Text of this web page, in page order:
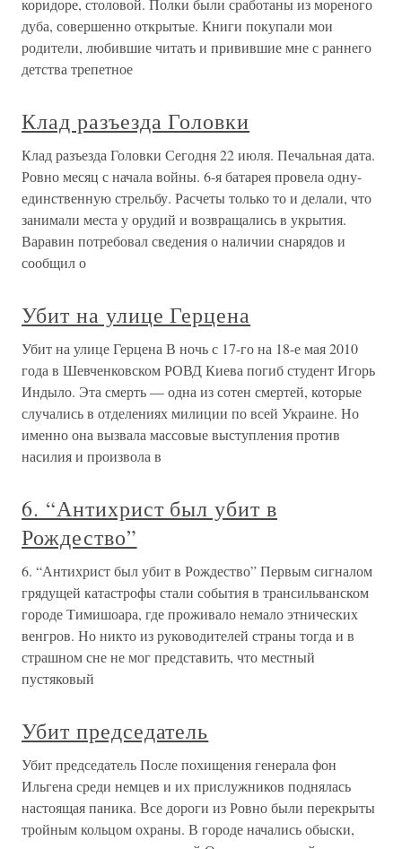
коридоре, столовой. Полки были сработаны из мореного
дуба, совершенно открытые. Книги покупали мои
родители, любившие читать и привившие мне с раннего
детства трепетное
Клад разъезда Головки
Клад разъезда Головки Сегодня 22 июля. Печальная дата.
Ровно месяц с начала войны. 6-я батарея провела одну-
единственную стрельбу. Расчеты только то и делали, что
занимали места у орудий и возвращались в укрытия.
Варавин потребовал сведения о наличии снарядов и
сообщил о
Убит на улице Герцена
Убит на улице Герцена В ночь с 17-го на 18-е мая 2010
года в Шевченковском РОВД Киева погиб студент Игорь
Индыло. Эта смерть — одна из сотен смертей, которые
случались в отделениях милиции по всей Украине. Но
именно она вызвала массовые выступления против
насилия и произвола в
6. “Антихрист был убит в
Рождество”
6. “Антихрист был убит в Рождество” Первым сигналом
грядущей катастрофы стали события в трансильванском
городе Тимишоара, где проживало немало этнических
венгров. Но никто из руководителей страны тогда и в
страшном сне не мог представить, что местный
пустяковый
Убит председатель
Убит председатель После похищения генерала фон
Ильгена среди немцев и их прислужников поднялась
настоящая паника. Все дороги из Ровно были перекрыты
тройным кольцом охраны. В городе начались обыски,